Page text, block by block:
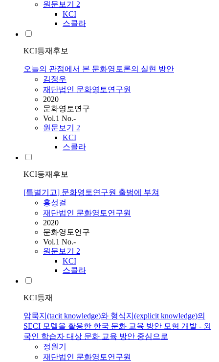
원문보기 2
KCI
스콜라
KCI등재후보
오늘의 관점에서 본 문화영토론의 실현 방안
김정우
재단법인 문화영토연구원
2020
문화영토연구
Vol.1 No.-
원문보기 2
KCI
스콜라
KCI등재후보
[특별기고] 문화영토연구원 출범에 부쳐
홍성걸
재단법인 문화영토연구원
2020
문화영토연구
Vol.1 No.-
원문보기 2
KCI
스콜라
KCI등재
암묵지(tacit knowledge)와 형식지(explicit knowledge)의
SECI 모델을 활용한 한국 문화 교육 방안 모형 개발 - 외
국인 학습자 대상 문화 교육 방안 중심으로
정원기
재단법인 문화영토연구원